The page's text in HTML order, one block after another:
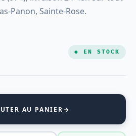
Panon, Sainte-Rose.
● EN STOCK
AU PANIER→